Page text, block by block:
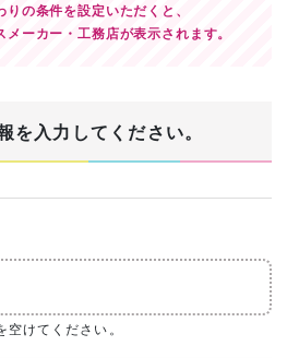
の条件を設定いただくと、
ーカー・工務店が表示されます。
を入力してください。
けてください。